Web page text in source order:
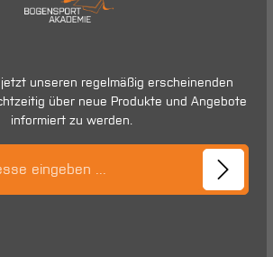
unseren regelmäßig erscheinenden
über neue Produkte und Angebote
informiert zu werden.